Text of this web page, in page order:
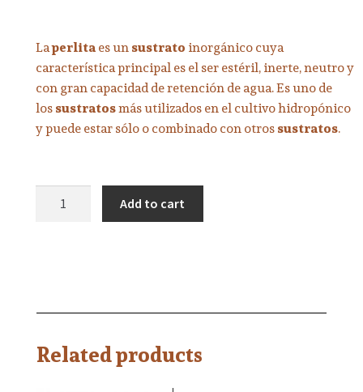
Laperlitaes unsustrato inorgánico cuya
característica principal es el ser estéril, inerte, neutro y
con gran capacidad de retención de agua. Es uno de
lossustratosmás utilizados en el cultivo hidropónico
y puede estar sólo o combinado con otrossustratos.
Add to cart
Related products